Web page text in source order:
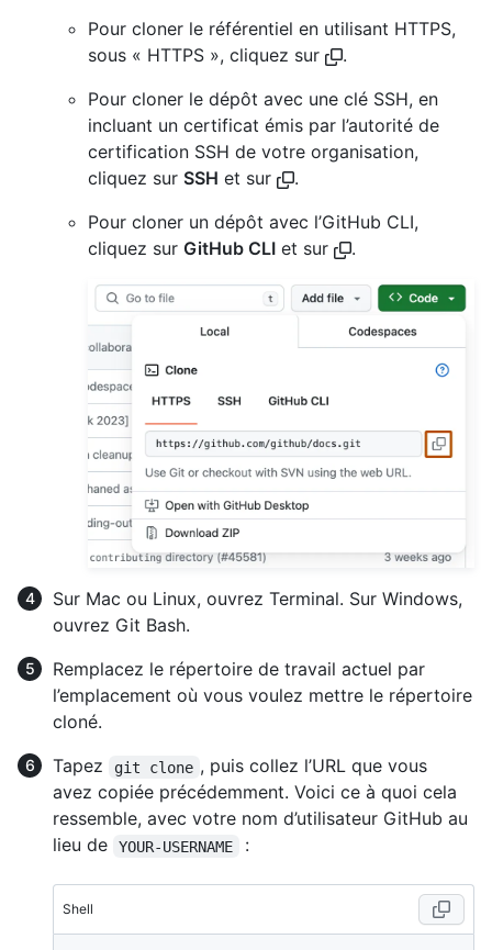
Pour cloner le référentiel en utilisant HTTPS,
sous « HTTPS », cliquez sur
.
Pour cloner le dépôt avec une clé SSH, en
incluant un certificat émis par l’autorité de
certification SSH de votre organisation,
cliquez sur SSH et sur
.
Pour cloner un dépôt avec l’GitHub CLI,
cliquez sur GitHub CLI et sur .
Sur Mac ou Linux, ouvrez Terminal. Sur Windows,
ouvrez Git Bash.
Remplacez le répertoire de travail actuel par
l’emplacement où vous voulez mettre le répertoire
cloné.
Tapez
git clone , puis collez l’URL que vous
avez copiée précédemment. Voici ce à quoi cela
ressemble, avec votre nom d’utilisateur GitHub au
lieu de
YOUR-USERNAME :
Shell